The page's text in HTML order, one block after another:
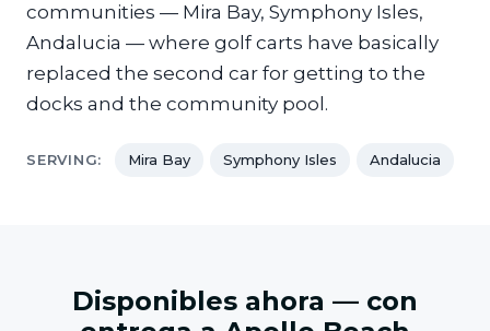
communities — Mira Bay, Symphony Isles,
Andalucia — where golf carts have basically
replaced the second car for getting to the
docks and the community pool.
SERVING: Mira Bay Symphony Isles Andalucia
Disponibles ahora — con